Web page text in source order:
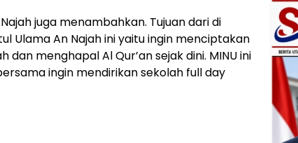
juga menambahkan. Tujuan dari di
Ulama An Najah ini yaitu ingin menciptakan
menghapal Al Qur’an sejak dini. MINU ini
ingin mendirikan sekolah full day